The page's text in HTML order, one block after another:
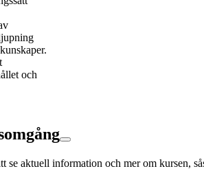
och
se aktuell information och mer om kursen,